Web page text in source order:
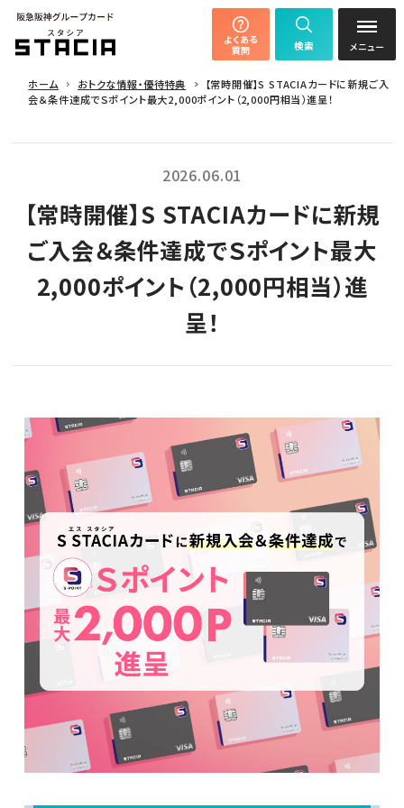
よくある
質問 検索
ホーム おトクな情報・優待特典
【常時開催】S STACIAカードに新規ご入
会＆条件達成でＳポイント最大2,000ポイント（2,000円相当）進呈！
2026.06.01
【常時開催】S STACIAカードに新規
ご入会＆条件達成でＳポイント最大
2,000ポイント（2,000円相当）進
呈！